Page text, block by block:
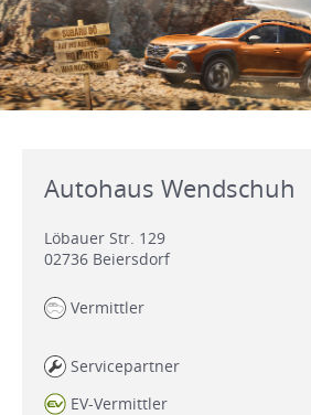
Autohaus Wendschuh
Löbauer Str. 129
02736 Beiersdorf
Vermittler
Servicepartner
EV-Vermittler